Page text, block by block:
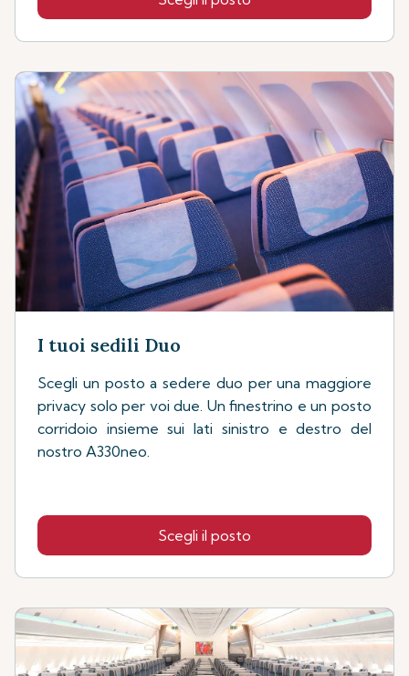
I tuoi sedili Duo
Scegli un posto a sedere duo per una maggiore
privacy solo per voi due. Un finestrino e un posto
corridoio insieme sui lati sinistro e destro del
nostro A330neo.
Scegli il posto